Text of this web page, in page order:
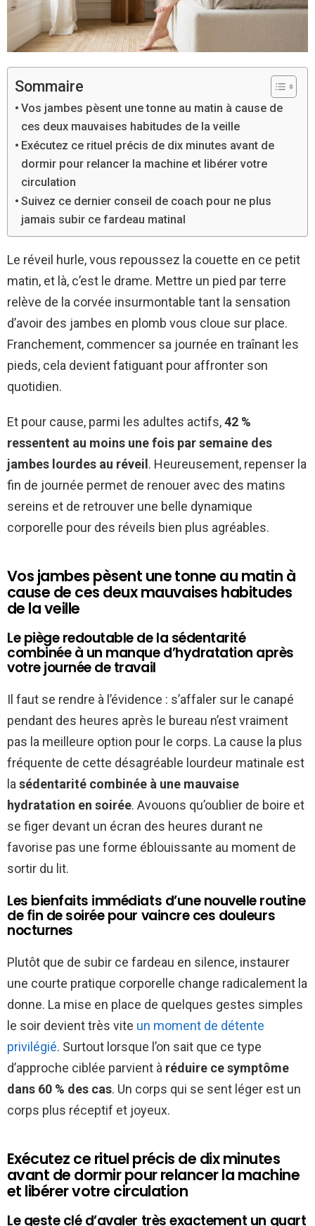
Sommaire
Vos jambes pèsent une tonne au matin à cause de
ces deux mauvaises habitudes de la veille
Exécutez ce rituel précis de dix minutes avant de
dormir pour relancer la machine et libérer votre
circulation
Suivez ce dernier conseil de coach pour ne plus
jamais subir ce fardeau matinal
Le réveil hurle, vous repoussez la couette en ce petit
matin, et là, c’est le drame. Mettre un pied par terre
relève de la corvée insurmontable tant la sensation
d’avoir des jambes en plomb vous cloue sur place.
Franchement, commencer sa journée en traînant les
pieds, cela devient fatiguant pour affronter son
quotidien.
Et pour cause, parmi les adultes actifs,42 %
ressentent au moins une fois par semaine des
jambes lourdes au réveil . Heureusement, repenser la
fin de journée permet de renouer avec des matins
sereins et de retrouver une belle dynamique
corporelle pour des réveils bien plus agréables.
Vos jambes pèsent une tonne au matin à
cause de ces deux mauvaises habitudes
de la veille
Le piège redoutable de la sédentarité
combinée à un manque d’hydratation après
votre journée de travail
Il faut se rendre à l’évidence : s’affaler sur le canapé
pendant des heures après le bureau n’est vraiment
pas la meilleure option pour le corps. La cause la plus
fréquente de cette désagréable lourdeur matinale est
lasédentarité combinée à une mauvaise
hydratation en soirée. Avouons qu’oublier de boire et
se figer devant un écran des heures durant ne
favorise pas une forme éblouissante au moment de
sortir du lit.
Les bienfaits immédiats d’une nouvelle routine
de fin de soirée pour vaincre ces douleurs
nocturnes
Plutôt que de subir ce fardeau en silence, instaurer
une courte pratique corporelle change radicalement la
donne. La mise en place de quelques gestes simples
le soir devient très vite un moment de détente
privilégié. Surtout lorsque l’on sait que ce type
d’approche ciblée parvient à réduire ce symptôme
dans 60 % des cas. Un corps qui se sent léger est un
corps plus réceptif et joyeux.
Exécutez ce rituel précis de dix minutes
avant de dormir pour relancer la machine
et libérer votre circulation
Le geste clé d’avaler très exactement un quart